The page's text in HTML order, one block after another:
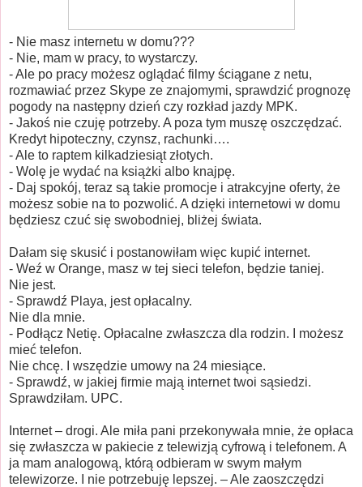
- Nie masz internetu w domu???
- Nie, mam w pracy, to wystarczy.
- Ale po pracy możesz oglądać filmy ściągane z netu,
rozmawiać przez Skype ze znajomymi, sprawdzić prognozę
pogody na następny dzień czy rozkład jazdy MPK.
- Jakoś nie czuję potrzeby. A poza tym muszę oszczędzać.
Kredyt hipoteczny, czynsz, rachunki….
- Ale to raptem kilkadziesiąt złotych.
- Wolę je wydać na książki albo knajpę.
- Daj spokój, teraz są takie promocje i atrakcyjne oferty, że
możesz sobie na to pozwolić. A dzięki internetowi w domu
będziesz czuć się swobodniej, bliżej świata.
Dałam się skusić i postanowiłam więc kupić internet.
- Weź w Orange, masz w tej sieci telefon, będzie taniej.
Nie jest.
- Sprawdź Playa, jest opłacalny.
Nie dla mnie.
- Podłącz Netię. Opłacalne zwłaszcza dla rodzin. I możesz
mieć telefon.
Nie chcę. I wszędzie umowy na 24 miesiące.
- Sprawdź, w jakiej firmie mają internet twoi sąsiedzi.
Sprawdziłam. UPC.
Internet – drogi. Ale miła pani przekonywała mnie, że opłaca
się zwłaszcza w pakiecie z telewizją cyfrową i telefonem. A
ja mam analogową, którą odbieram w swym małym
telewizorze. I nie potrzebuję lepszej. – Ale zaoszczędzi